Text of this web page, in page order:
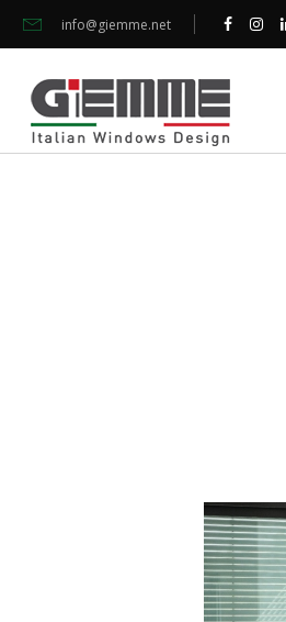
info@giemme.net